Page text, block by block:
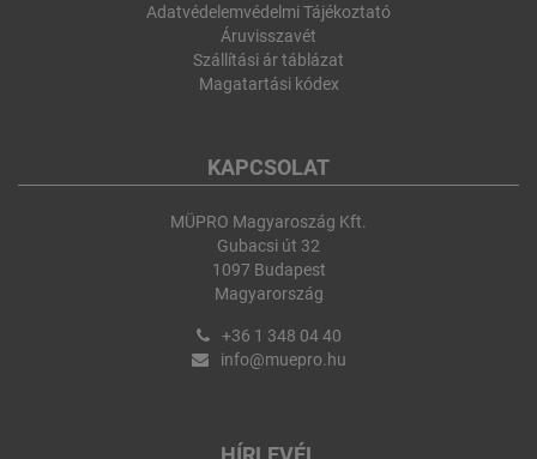
Adatvédelemvédelmi Tájékoztató
Áruvisszavét
Szállítási ár táblázat
Magatartási kódex
KAPCSOLAT
MÜPRO Magyaroszág Kft.
Gubacsi út 32
1097 Budapest
Magyarország
+36 1 348 04 40
info@muepro.hu